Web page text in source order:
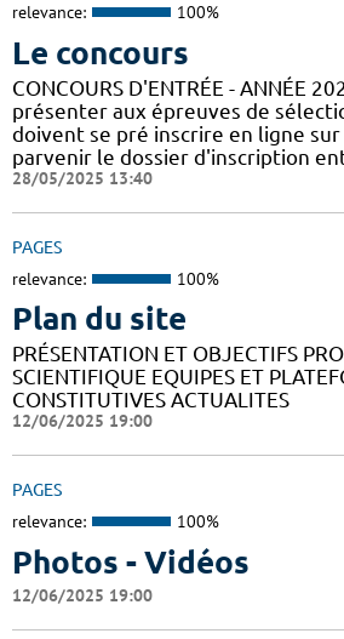
relevance: 100%
Le concours
CONCOURS D'ENTRÉE - ANNÉE
présenter aux épreuves de
doivent se pré inscrire en ligne
parvenir le dossier d'inscription
28/05/2025 13:40
PAGES
relevance: 100%
Plan du site
PRÉSENTATION ET OBJECTIFS
SCIENTIFIQUE EQUIPES ET
CONSTITUTIVES ACTUALITES
12/06/2025 19:00
PAGES
relevance: 100%
Photos - Vidéos
12/06/2025 19:00